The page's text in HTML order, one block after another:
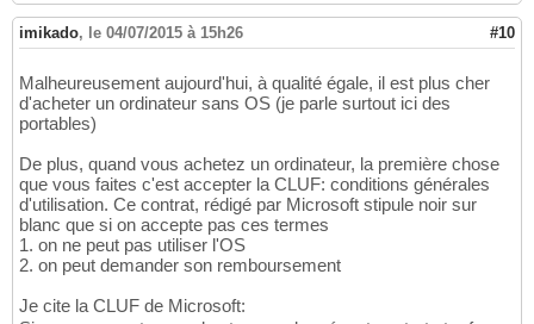
imikado, le 04/07/2015 à 15h26 #10
Malheureusement aujourd'hui, à qualité égale, il est plus cher
d'acheter un ordinateur sans OS (je parle surtout ici des
portables)
De plus, quand vous achetez un ordinateur, la première chose
que vous faites c'est accepter la CLUF: conditions générales
d'utilisation. Ce contrat, rédigé par Microsoft stipule noir sur
blanc que si on accepte pas ces termes
1. on ne peut pas utiliser l'OS
2. on peut demander son remboursement
Je cite la CLUF de Microsoft: